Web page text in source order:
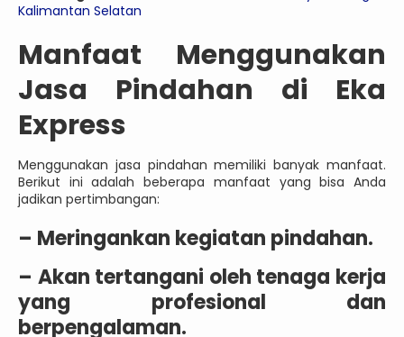
Kalimantan Selatan
Manfaat Menggunakan
Jasa Pindahan di Eka
Express
Menggunakan jasa pindahan memiliki banyak manfaat.
Berikut ini adalah beberapa manfaat yang bisa Anda
jadikan pertimbangan:
– Meringankan kegiatan pindahan.
– Akan tertangani oleh tenaga kerja
yang profesional dan
berpengalaman.